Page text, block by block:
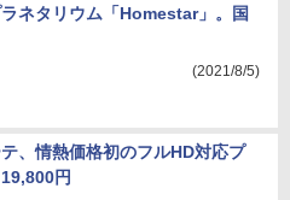
ネタリウム「Homestar」。国
(2021/8/5)
テ、情熱価格初のフルHD対応プ
円